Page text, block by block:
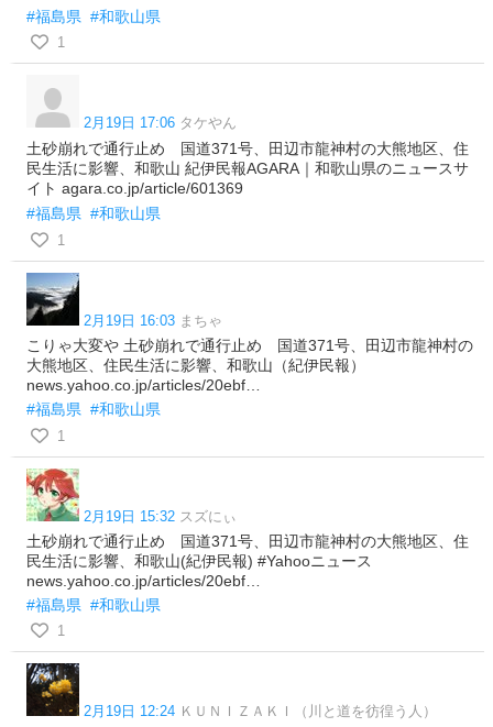
#福島県 #和歌山県
1
2月19日 17:06 タケやん
土砂崩れで通行止め 国道371号、田辺市龍神村の大熊地区、住
民生活に影響、和歌山 紀伊民報AGARA｜和歌山県のニュースサ
イト agara.co.jp/article/601369
#福島県 #和歌山県
1
2月19日 16:03 まちゃ
こりゃ大変や 土砂崩れで通行止め 国道371号、田辺市龍神村の
大熊地区、住民生活に影響、和歌山（紀伊民報）
news.yahoo.co.jp/articles/20ebf…
#福島県 #和歌山県
1
2月19日 15:32 スズにぃ
土砂崩れで通行止め 国道371号、田辺市龍神村の大熊地区、住
民生活に影響、和歌山(紀伊民報) #Yahooニュース
news.yahoo.co.jp/articles/20ebf…
#福島県 #和歌山県
1
2月19日 12:24 ＫＵＮＩＺＡＫＩ（川と道を彷徨う人）